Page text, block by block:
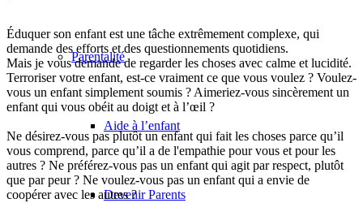
Parentalité
Aide à l’enfant
Devenir Parents
Éduquer son enfant est une tâche extrêmement complexe, qui
demande des efforts et des questionnements quotidiens.
Mais je vous demande de regarder les choses avec calme et lucidité.
Terroriser votre enfant, est-ce vraiment ce que vous voulez ? Voulez-
vous un enfant simplement soumis ? Aimeriez-vous sincèrement un
enfant qui vous obéit au doigt et à l’œil ?
Ne désirez-vous pas plutôt un enfant qui fait les choses parce qu’il
vous comprend, parce qu’il a de l'empathie pour vous et pour les
autres ? Ne préférez-vous pas un enfant qui agit par respect, plutôt
que par peur ? Ne voulez-vous pas un enfant qui a envie de
coopérer avec les autres ?